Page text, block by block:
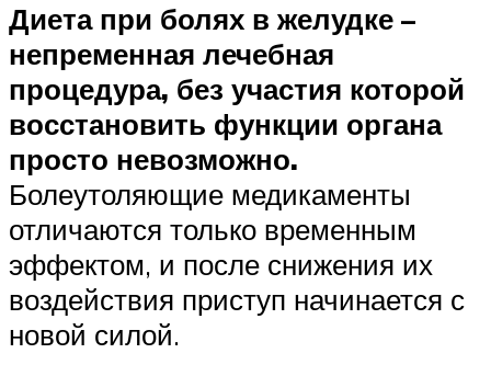
Диета при болях в желудке –
непременная лечебная
процедура, без участия которой
восстановить функции органа
просто невозможно.
Болеутоляющие медикаменты
отличаются только временным
эффектом, и после снижения их
воздействия приступ начинается с
новой силой.